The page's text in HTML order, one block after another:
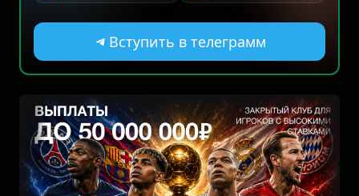
Вступить в телеграмм